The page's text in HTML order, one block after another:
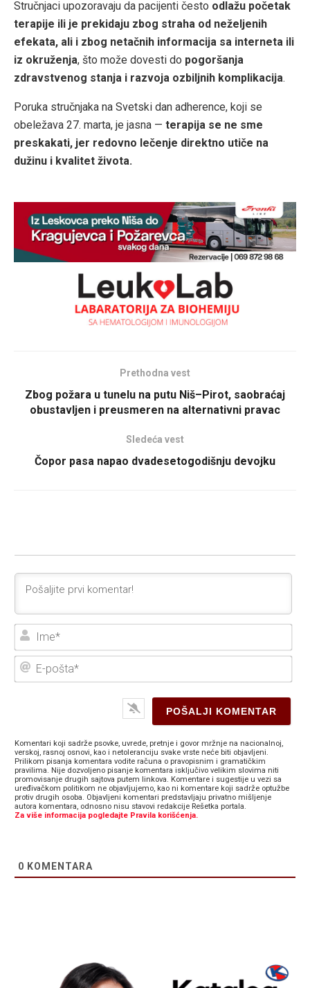
Stručnjaci upozoravaju da pacijenti često odlažu početak
terapije ili je prekidaju zbog straha od neželjenih
efekata, ali i zbog netačnih informacija sa interneta ili
iz okruženja, što može dovesti do pogoršanja
zdravstvenog stanja i razvoja ozbiljnih komplikacija.
Poruka stručnjaka na Svetski dan adherence, koji se
obeležava 27. marta, je jasna — terapija se ne sme
preskakati, jer redovno lečenje direktno utiče na
dužinu i kvalitet života.
Prethodna vest
Zbog požara u tunelu na putu Niš–Pirot, saobraćaj
obustavljen i preusmeren na alternativni pravac
Sledeća vest
Čopor pasa napao dvadesetogodišnju devojku
E-
Komentari koji sadrže psovke, uvrede, pretnje i govor mržnje na nacionalnoj,
verskoj, rasnoj osnovi, kao i netoleranciju svake vrste neće biti objavljeni.
Prilikom pisanja komentara vodite računa o pravopisnim i gramatičkim
pravilima. Nije dozvoljeno pisanje komentara isključivo velikim slovima niti
promovisanje drugih sajtova putem linkova. Komentare i sugestije u vezi sa
uređivačkom politikom ne objavljujemo, kao ni komentare koji sadrže optužbe
protiv drugih osoba. Objavljeni komentari predstavljaju privatno mišljenje
autora komentara, odnosno nisu stavovi redakcije Rešetka portala.
Za više informacija pogledajte Pravila korišćenja.
0 KOMENTARA